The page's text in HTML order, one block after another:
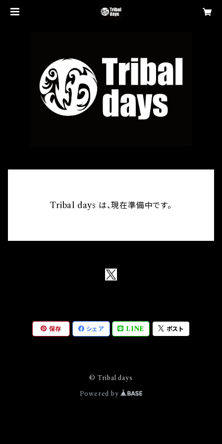
Tribal days は、現在準備中です。
保存 シェア LINE ポスト
© Tribal days
Powered by